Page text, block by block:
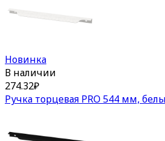
Новинка
В наличии
274.32₽
Ручка торцевая PRO 544 мм,